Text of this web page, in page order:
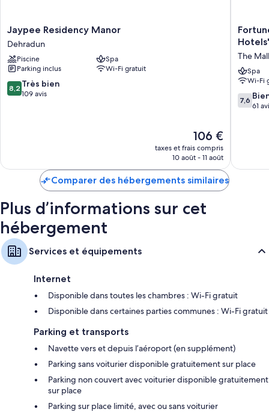
Jaypee
Residency
Manor
Dehradun
Jaypee Residency Manor
Dehradun
Piscine
Spa
Parking inclus
Wi-Fi gratuit
8.2
sur
8,2 Très bien
109 avis
Le
nouveau
prix
de
106 €
taxes et frais compris
10 août - 11 août
Fortune
Resort
-
ITC
Hotels'
Fortune
The
Spa
Wi-Fi
7.6
sur
7,6
61
Comparer des hébergements similaires
Plus d’informations sur cet
hébergement
Services et équipements
Internet
Disponible dans toutes les chambres : Wi-Fi gratuit
Disponible dans certaines parties communes : Wi-Fi gratuit
Parking et transports
Navette vers et depuis l’aéroport (en supplément)
Parking sans voiturier disponible gratuitement sur place
Parking non couvert avec voiturier disponible gratuitement
sur place
Parking sur place limité, avec ou sans voiturier